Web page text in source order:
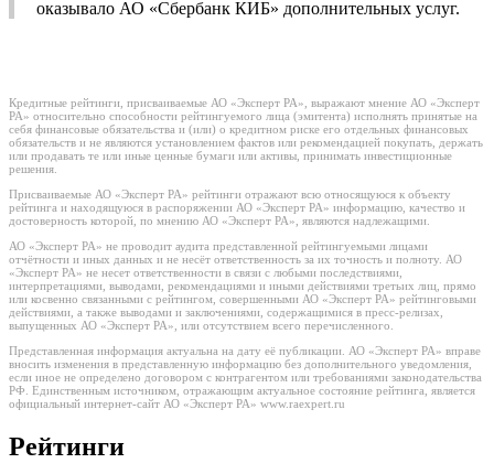
оказывало АО «Сбербанк КИБ» дополнительных услуг.
Кредитные рейтинги, присваиваемые АО «Эксперт РА», выражают мнение АО «Эксперт
РА» относительно способности рейтингуемого лица (эмитента) исполнять принятые на
себя финансовые обязательства и (или) о кредитном риске его отдельных финансовых
обязательств и не являются установлением фактов или рекомендацией покупать, держать
или продавать те или иные ценные бумаги или активы, принимать инвестиционные
решения.
Присваиваемые АО «Эксперт РА» рейтинги отражают всю относящуюся к объекту
рейтинга и находящуюся в распоряжении АО «Эксперт РА» информацию, качество и
достоверность которой, по мнению АО «Эксперт РА», являются надлежащими.
АО «Эксперт РА» не проводит аудита представленной рейтингуемыми лицами
отчётности и иных данных и не несёт ответственность за их точность и полноту. АО
«Эксперт РА» не несет ответственности в связи с любыми последствиями,
интерпретациями, выводами, рекомендациями и иными действиями третьих лиц, прямо
или косвенно связанными с рейтингом, совершенными АО «Эксперт РА» рейтинговыми
действиями, а также выводами и заключениями, содержащимися в пресс-релизах,
выпущенных АО «Эксперт РА», или отсутствием всего перечисленного.
Представленная информация актуальна на дату её публикации. АО «Эксперт РА» вправе
вносить изменения в представленную информацию без дополнительного уведомления,
если иное не определено договором с контрагентом или требованиями законодательства
РФ. Единственным источником, отражающим актуальное состояние рейтинга, является
официальный интернет-сайт АО «Эксперт РА» www.raexpert.ru
Рейтинги